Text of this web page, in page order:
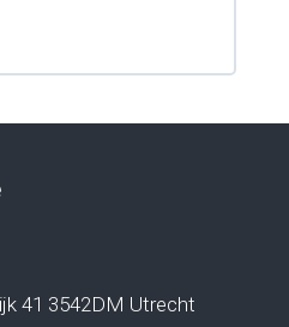
41 3542DM Utrecht